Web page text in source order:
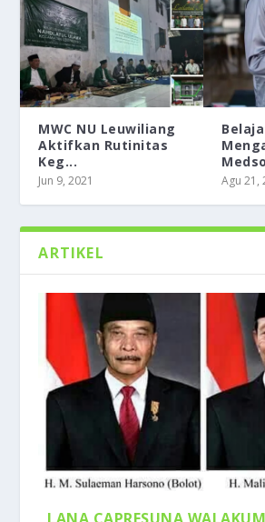
BELAJAR DAN MENGAJAR DI ERA
TEMANKU SYAFAATKU
BERPIKIR TERTIB ALA
BERDAKWAH DAN BERFATWA
DENGAN MODAL SATU AYA...
MWC NU Leuwiliang
Aktifkan Rutinitas
Keg...
Jun 9, 2021 Agu 21,
ARTIKEL